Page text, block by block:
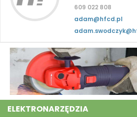
609 022 808
adam@hfcd.pl
ELEKTRONARZĘDZIA